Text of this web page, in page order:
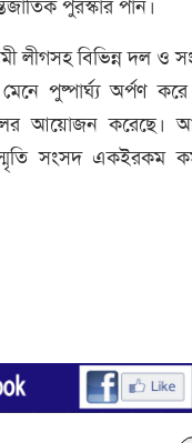
পুরস্কার পান।
লীগসহ বিভিন্ন দল ও
পুষ্পার্ঘ্য অর্পণ করে
আয়োজন করেছে।
সংসদ একইরকম